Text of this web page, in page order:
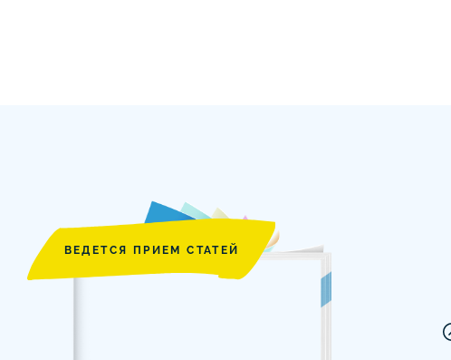
ВЕДЕТСЯ ПРИЕМ СТАТЕЙ